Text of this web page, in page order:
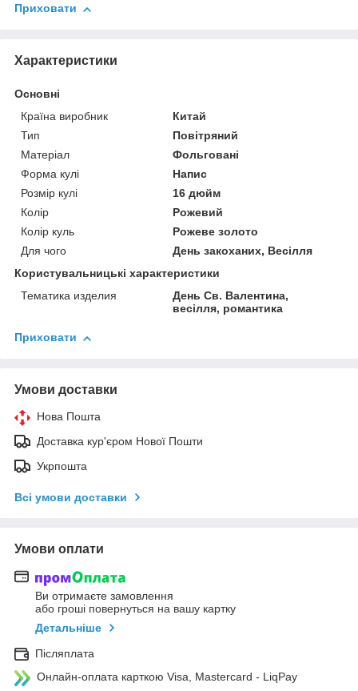
Приховати
Характеристики
Основні
Країна виробник
Китай
Тип
Повітряний
Матеріал
Фольговані
Форма кулі
Напис
Розмір кулі
16 дюйм
Колір
Рожевий
Колір куль
Рожеве золото
Для чого
День закоханих, Весілля
Користувальницькі характеристики
Тематика изделия
День Св. Валентина,
весілля, романтика
Приховати
Умови доставки
Нова Пошта
Доставка кур'єром Нової Пошти
Укрпошта
Всі умови доставки
Умови оплати
Ви отримаєте замовлення
або гроші повернуться на вашу картку
Детальніше
Післяплата
Онлайн-оплата карткою Visa, Mastercard - LiqPay